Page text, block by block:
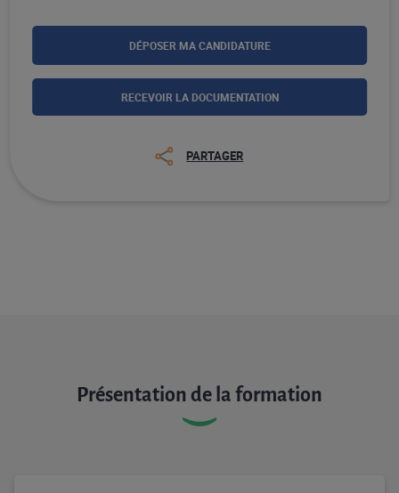
DÉPOSER MA CANDIDATURE
RECEVOIR LA DOCUMENTATION
PARTAGER
Présentation de la formation